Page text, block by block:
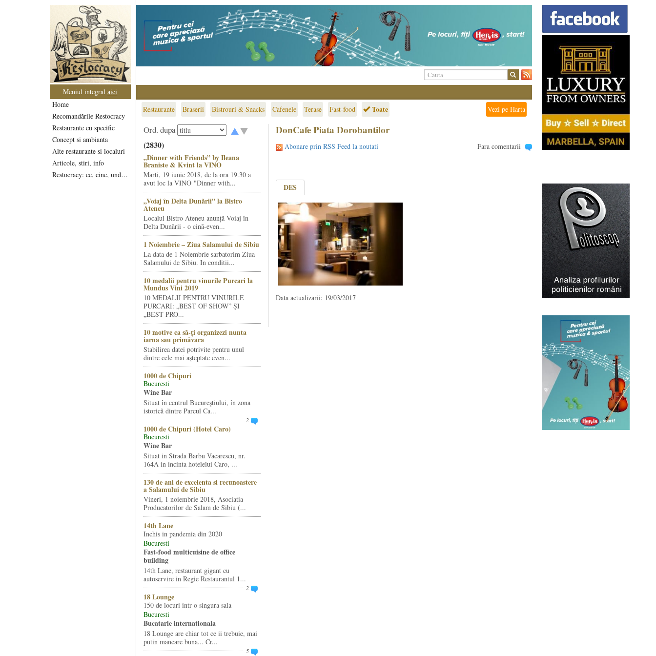
Meniul integralaici
Home
Recomandările Restocracy
Restaurante cu specific
Concept si ambianta
Alte restaurante si localuri
Articole, stiri, info
Restocracy: ce, cine, unde...
Restaurante Braserii Bistrouri & Snacks Cafenele Terase Fast-food Toate Vezi pe Harta
Ord. dupa
(2830)
„Dinner with Friends” by Ileana
Braniste & Kvint la VINO
Marti, 19 iunie 2018, de la ora 19.30 a
avut loc la VINO "Dinner with...
„Voiaj în Delta Dunării” la Bistro
Ateneu
Localul Bistro Ateneu anunță Voiaj în
Delta Dunării - o cină-even...
1 Noiembrie – Ziua Salamului de Sibiu
La data de 1 Noiembrie sarbatorim Ziua
Salamului de Sibiu. In conditii...
10 medalii pentru vinurile Purcari la
Mundus Vini 2019
10 MEDALII PENTRU VINURILE
PURCARI: „BEST OF SHOW” ȘI
„BEST PRO...
10 motive ca să-ți organizezi nunta
iarna sau primăvara
Stabilirea datei potrivite pentru unul
dintre cele mai așteptate even...
1000 de Chipuri
Bucuresti
Wine Bar
Situat în centrul Bucureştiului, în zona
istorică dintre Parcul Ca...
2
1000 de Chipuri (Hotel Caro)
Bucuresti
Wine Bar
Situat in Strada Barbu Vacarescu, nr.
164A in incinta hotelelui Caro, ...
130 de ani de excelenta si recunoastere
a Salamului de Sibiu
Vineri, 1 noiembrie 2018, Asociatia
Producatorilor de Salam de Sibiu (...
14th Lane
Inchis in pandemia din 2020
Bucuresti
Fast-food multicuisine de office
building
14th Lane, restaurant gigant cu
autoservire in Regie Restaurantul 1...
2
18 Lounge
150 de locuri intr-o singura sala
Bucuresti
Bucatarie internationala
18 Lounge are chiar tot ce ii trebuie, mai
putin mancare buna... Cr...
5
DonCafe Piata Dorobantilor
Abonare prin RSS Feed la noutati Fara comentarii
DES
Data actualizarii: 19/03/2017